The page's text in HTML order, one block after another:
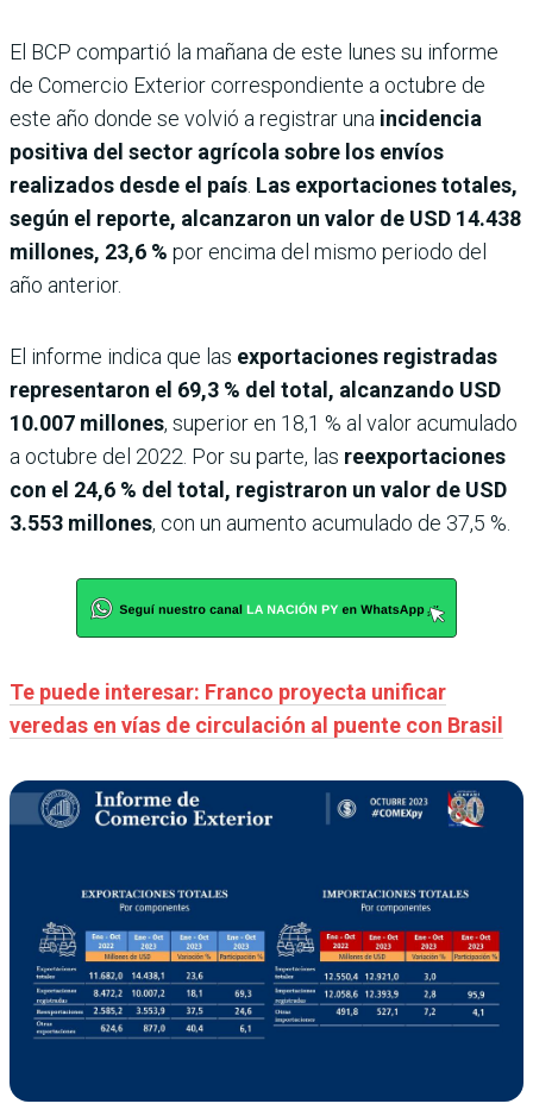
El BCP compartió la mañana de este lunes su informe
de Comercio Exterior correspondiente a octubre de
este año donde se volvió a registrar una incidencia
positiva del sector agrícola sobre los envíos
realizados desde el país Las exportaciones totales,
según el reporte, alcanzaron un valor de USD 14.438
millones, 23,6 % por encima del mismo periodo del
año anterior.
El informe indica que las exportaciones registradas
representaron el 69,3 % del total, alcanzando USD
10.007 millones, superior en 18,1 % al valor acumulado
a octubre del 2022. Por su parte, las reexportaciones
con el 24,6 % del total, registraron un valor de USD
3.553 millones, con un aumento acumulado de 37,5 %.
Te puede interesar: Franco proyecta unificar
veredas en vías de circulación al puente con Brasil